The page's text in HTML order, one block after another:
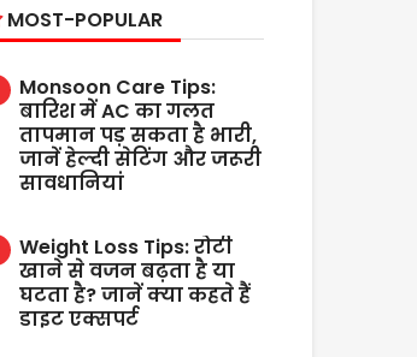
MOST-POPULAR
Monsoon Care Tips:
बारिश में AC का गलत
तापमान पड़ सकता है भारी,
जानें हेल्दी सेटिंग और जरूरी
सावधानियां
Weight Loss Tips: रोटी
खाने से वजन बढ़ता है या
घटता है? जानें क्या कहते हैं
डाइट एक्सपर्ट